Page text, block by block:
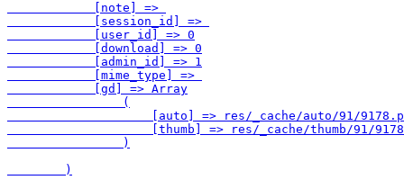
            [note] =>
            [session_id] =>
            [user_id] => 0
            [download] => 0
            [admin_id] => 1
            [mime_type] =>
            [gd] => Array
                (
[auto] => res/_cache/auto/91/
[thumb] => res/_cache/thumb/91/
                )
        )